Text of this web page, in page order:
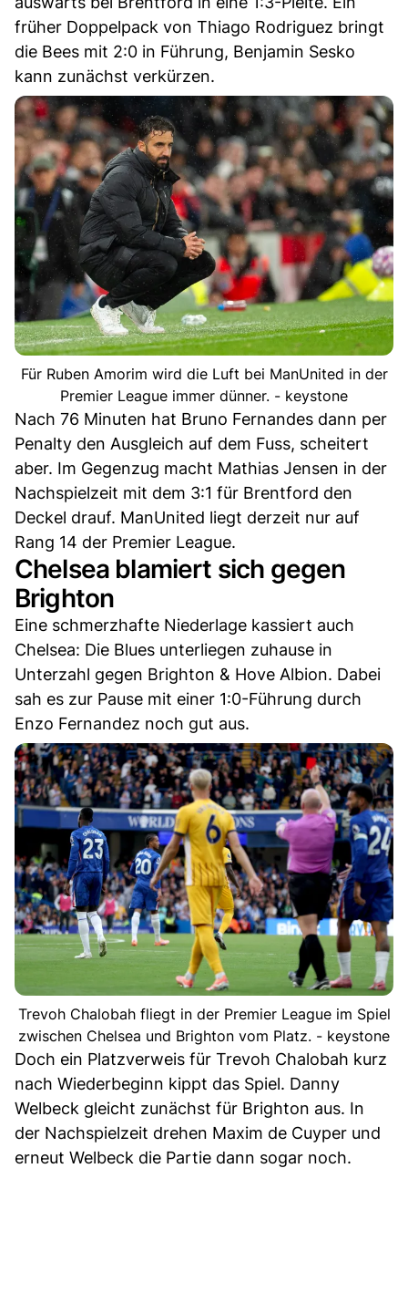
früher Doppelpack von Thiago Rodriguez bringt
die Bees mit 2:0 in Führung, Benjamin Sesko
kann zunächst verkürzen.
Für Ruben Amorim wird die Luft bei ManUnited in der
Premier League immer dünner. - keystone
Nach 76 Minuten hat Bruno Fernandes dann per
Penalty den Ausgleich auf dem Fuss, scheitert
aber. Im Gegenzug macht Mathias Jensen in der
Nachspielzeit mit dem 3:1 für Brentford den
Deckel drauf. ManUnited liegt derzeit nur auf
Rang 14 der Premier League.
Chelsea blamiert sich gegen
Brighton
Eine schmerzhafte Niederlage kassiert auch
Chelsea: Die Blues unterliegen zuhause in
Unterzahl gegen Brighton & Hove Albion. Dabei
sah es zur Pause mit einer 1:0-Führung durch
Enzo Fernandez noch gut aus.
Trevoh Chalobah fliegt in der Premier League im Spiel
zwischen Chelsea und Brighton vom Platz. - keystone
Doch ein Platzverweis für Trevoh Chalobah kurz
nach Wiederbeginn kippt das Spiel. Danny
Welbeck gleicht zunächst für Brighton aus. In
der Nachspielzeit drehen Maxim de Cuyper und
erneut Welbeck die Partie dann sogar noch.